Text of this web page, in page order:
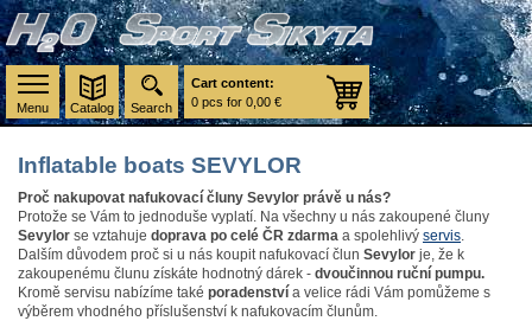
Menu
Cart content:
0 pcs for 0,00 €
Search
Inflatable boats SEVYLOR
Proč nakupovat nafukovací čluny Sevylor právě u nás?
Protože se Vám to jednoduše vyplatí. Na všechny u nás zakoupené čluny
Sevylor se vztahuje doprava po celé ČR zdarma a spolehlivý servis
Dalším důvodem proč si u nás koupit nafukovací člun Sevylor je, že k
zakoupenému člunu získáte hodnotný dárek - dvoučinnou ruční pumpu.
Kromě servisu nabízíme také poradenství a velice rádi Vám pomůžeme s
výběrem vhodného příslušenství k nafukovacím člunům.
Catalog